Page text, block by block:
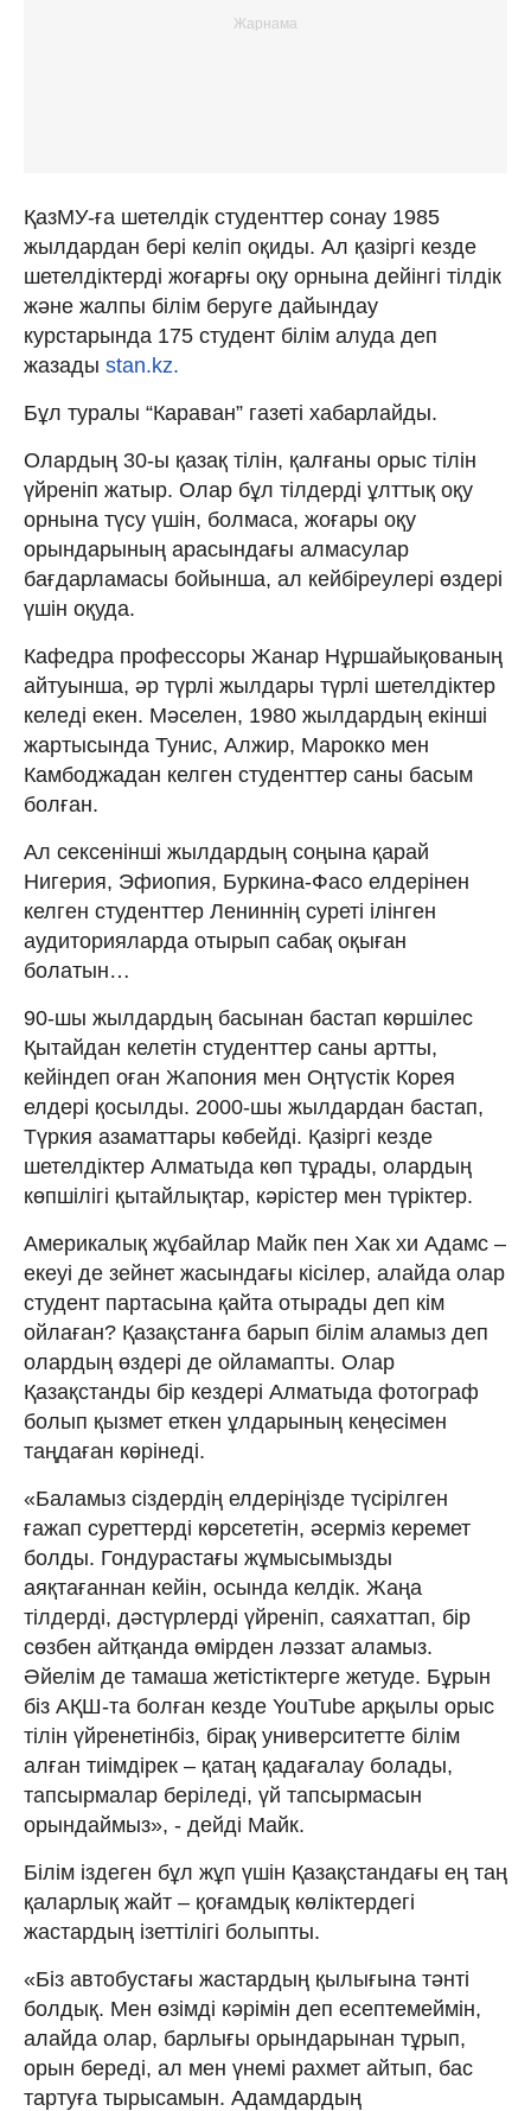
ҚазМУ-ға шетелдік студенттер сонау 1985
жылдардан бері келіп оқиды. Ал қазіргі кезде
шетелдіктерді жоғарғы оқу орнына дейінгі тілдік
және жалпы білім беруге дайындау
курстарында 175 студент білім алуда деп
жазады stan.kz.
Бұл туралы “Караван” газеті хабарлайды.
Олардың 30-ы қазақ тілін, қалғаны орыс тілін
үйреніп жатыр. Олар бұл тілдерді ұлттық оқу
орнына түсу үшін, болмаса, жоғары оқу
орындарының арасындағы алмасулар
бағдарламасы бойынша, ал кейбіреулері өздері
үшін оқуда.
Кафедра профессоры Жанар Нұршайықованың
айтуынша, әр түрлі жылдары түрлі шетелдіктер
келеді екен. Мәселен, 1980 жылдардың екінші
жартысында Тунис, Алжир, Марокко мен
Камбоджадан келген студенттер саны басым
болған.
Ал сексенінші жылдардың соңына қарай
Нигерия, Эфиопия, Буркина-Фасо елдерінен
келген студенттер Лениннің суреті ілінген
аудиторияларда отырып сабақ оқыған
болатын…
90-шы жылдардың басынан бастап көршілес
Қытайдан келетін студенттер саны артты,
кейіндеп оған Жапония мен Оңтүстік Корея
елдері қосылды. 2000-шы жылдардан бастап,
Түркия азаматтары көбейді. Қазіргі кезде
шетелдіктер Алматыда көп тұрады, олардың
көпшілігі қытайлықтар, кәрістер мен түріктер.
Америкалық жұбайлар Майк пен Хак хи Адамс –
екеуі де зейнет жасындағы кісілер, алайда олар
студент партасына қайта отырады деп кім
ойлаған? Қазақстанға барып білім аламыз деп
олардың өздері де ойламапты. Олар
Қазақстанды бір кездері Алматыда фотограф
болып қызмет еткен ұлдарының кеңесімен
таңдаған көрінеді.
«Баламыз сіздердің елдеріңізде түсірілген
ғажап суреттерді көрсететін, әсерміз керемет
болды. Гондурастағы жұмысымызды
аяқтағаннан кейін, осында келдік. Жаңа
тілдерді, дәстүрлерді үйреніп, саяхаттап, бір
сөзбен айтқанда өмірден ләззат аламыз.
Әйелім де тамаша жетістіктерге жетуде. Бұрын
біз АҚШ-та болған кезде YouTube арқылы орыс
тілін үйренетінбіз, бірақ университетте білім
алған тиімдірек – қатаң қадағалау болады,
тапсырмалар беріледі, үй тапсырмасын
орындаймыз», - дейді Майк.
Білім іздеген бұл жұп үшін Қазақстандағы ең таң
қаларлық жайт – қоғамдық көліктердегі
жастардың ізеттілігі болыпты.
«Біз автобустағы жастардың қылығына тәнті
болдық. Мен өзімді кәрімін деп есептемеймін,
алайда олар, барлығы орындарынан тұрып,
орын береді, ал мен үнемі рахмет айтып, бас
тартуға тырысамын. Адамдардың